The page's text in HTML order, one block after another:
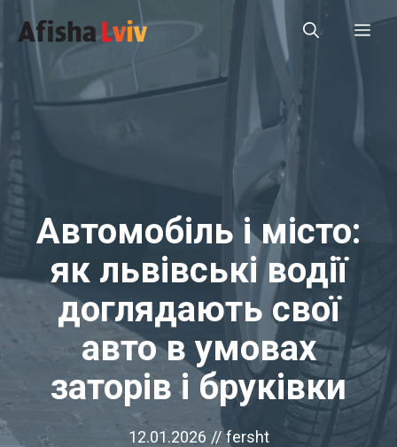
вмісту
Автомобіль і місто:
як львівські водії
доглядають свої
авто в умовах
заторів і бруківки
12.01.2026 // fersht